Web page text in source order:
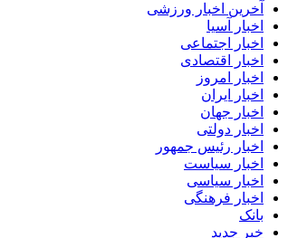
آخرین اخبار ورزشی
اخبار آسیا
اخبار اجتماعی
اخبار اقتصادی
اخبار امروز
اخبار ایران
اخبار جهان
اخبار دولتی
اخبار رئیس جمهور
اخبار سیاست
اخبار سیاسی
اخبار فرهنگی
بانک
خبر جدید